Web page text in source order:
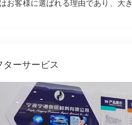
客様に選ばれる理由であり、大
ターサービス